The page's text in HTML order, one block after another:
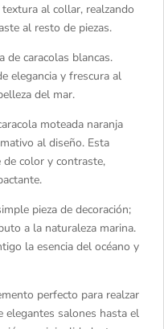
al collar, realzando
al resto de piezas.
de caracolas blancas.
elegancia y frescura al
del mar.
moteada naranja
al diseño. Esta
de color y contraste,
pieza de decoración;
a la naturaleza marina.
la esencia del océano y
perfecto para realzar
elegantes salones hasta el